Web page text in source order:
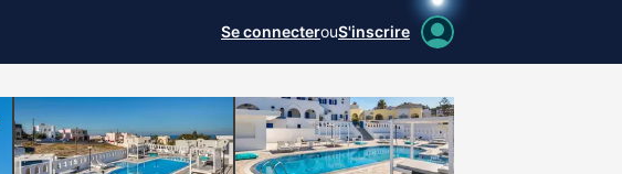
Se connecterouS'inscrire